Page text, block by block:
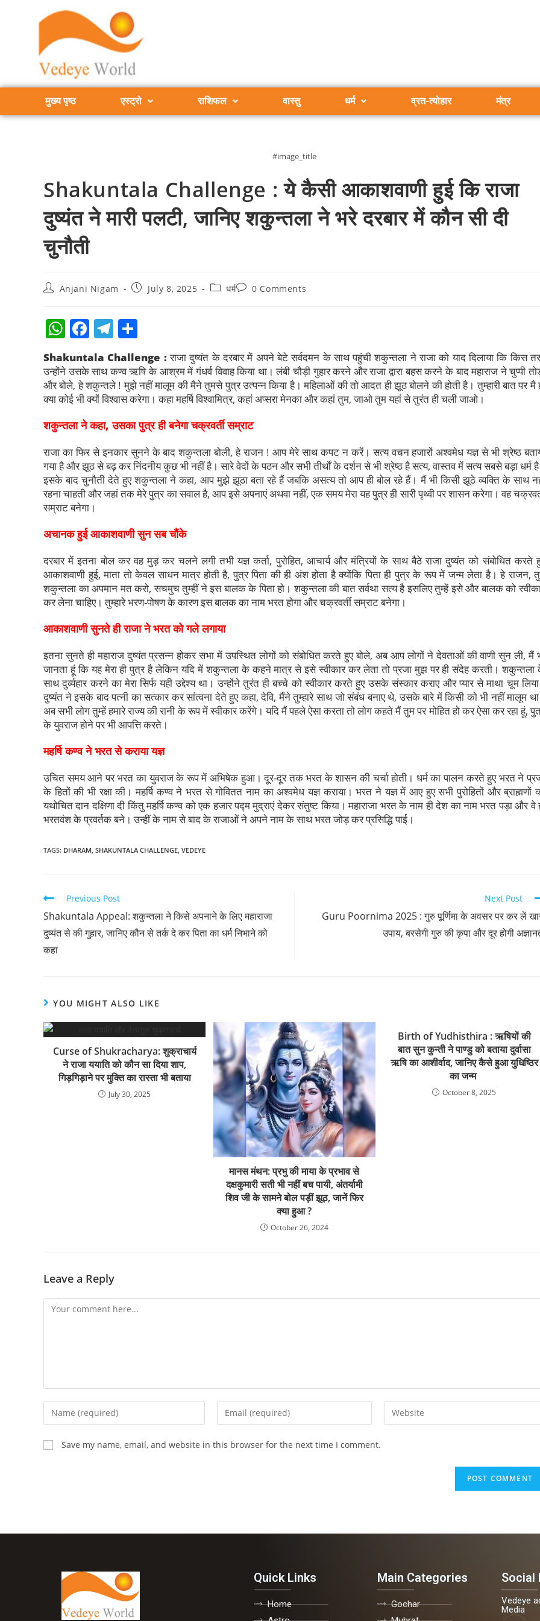
मुख्य पृष्ठ एस्ट्रो राशिफल वास्तु धर्म व्रत-त्योहार मंत्र
#image_title
Shakuntala Challenge : ये कैसी आकाशवाणी हुई कि राजा
दुष्यंत ने मारी पलटी, जानिए शकुन्तला ने भरे दरबार में कौन सी दी
चुनौती
Anjani Nigam July 8, 2025 धर्म 0 Comments
W
h
at
s
A
p
p
F
a
c
e
b
o
o
k
T
el
e
gr
a
m
ar
e
Shakuntala Challenge :राजा दुष्यंत के दरबार में अपने बेटे सर्वदमन के साथ पहुंची शकुन्तला ने राजा को याद दिलाया कि किस
उन्होंने उसके साथ कण्व ऋषि के आश्रम में गंधर्व विवाह किया था। लंबी चौड़ी गुहार करने और राजा द्वारा बहस करने के बाद महाराज ने चुप्पी
और बोले, हे शकुन्तले ! मुझे नहीं मालूम की मैने तुमसे पुत्र उत्पन्न किया है। महिलाओं की तो आदत ही झूठ बोलने की होती है। तुम्हारी बात पर मै
क्या कोई भी क्यों विश्वास करेगा। कहा महर्षि विश्वामित्र, कहां अप्सरा मेनका और कहां तुम, जाओ तुम यहां से तुरंत ही चली जाओ।
शकुन्तला ने कहा, उसका पुत्र ही बनेगा चक्रवर्ती सम्राट
राजा का फिर से इनकार सुनने के बाद शकुन्तला बोली, हे राजन ! आप मेरे साथ कपट न करें। सत्य वचन हजारों अश्वमेध यज्ञ से भी श्रेष्ठ
गया है और झूठ से बढ़ कर निंदनीय कुछ भी नहीं है। सारे वेदों के पठन और सभी तीर्थों के दर्शन से भी श्रेष्ठ है सत्य, वास्तव में सत्य सबसे बड़ा धर्म
इसके बाद चुनौती देते हुए शकुन्तला ने कहा, आप मुझे झूठा बता रहे हैं जबकि असत्य तो आप ही बोल रहे हैं। मैं भी किसी झूठे व्यक्ति के साथ
रहना चाहती और जहां तक मेरे पुत्र का सवाल है, आप इसे अपनाएं अथवा नहीं, एक समय मेरा यह पुत्र ही सारी पृथ्वी पर शासन करेगा। वह
सम्राट बनेगा।
अचानक हुई आकाशवाणी सुन सब चौंके
दरबार में इतना बोल कर वह मुड़ कर चलने लगी तभी यज्ञ कर्ता, पुरोहित, आचार्य और मंत्रियों के साथ बैठे राजा दुष्यंत को संबोधित करते
आकाशवाणी हुई, माता तो केवल साधन मात्र होती है, पुत्र पिता की ही अंश होता है क्योंकि पिता ही पुत्र के रूप में जन्म लेता है। हे राजन,
शकुन्तला का अपमान मत करो, सचमुच तुम्हीं ने इस बालक के पिता हो। शकुन्तला की बात सर्वथा सत्य है इसलिए तुम्हें इसे और बालक को
कर लेना चाहिए। तुम्हारे भरण-पोषण के कारण इस बालक का नाम भरत होगा और चक्रवर्ती सम्राट बनेगा।
आकाशवाणी सुनते ही राजा ने भरत को गले लगाया
इतना सुनते ही महाराज दुष्यंत प्रसन्न होकर सभा में उपस्थित लोगों को संबोधित करते हुए बोले, अब आप लोगों ने देवताओं की वाणी सुन ली, मैं
जानता हूं कि यह मेरा ही पुत्र है लेकिन यदि में शकुन्तला के कहने मात्र से इसे स्वीकार कर लेता तो प्रजा मुझ पर ही संदेह करती। शकुन्तला
साथ दुर्व्यहार करने का मेरा सिर्फ यही उद्देश्य था। उन्होंने तुरंत ही बच्चे को स्वीकार करते हुए उसके संस्कार कराए और प्यार से माथा चूम
दुष्यंत ने इसके बाद पत्नी का सत्कार कर सांत्वना देते हुए कहा, देवि, मैंने तुम्हारे साथ जो संबंध बनाए थे, उसके बारे में किसी को भी नहीं मालूम
अब सभी लोग तुम्हें हमारे राज्य की रानी के रूप में स्वीकार करेंगे। यदि मैं पहले ऐसा करता तो लोग कहते मैं तुम पर मोहित हो कर ऐसा कर रहा हूं,
के युवराज होने पर भी आपत्ति करते।
महर्षि कण्व ने भरत से कराया यज्ञ
उचित समय आने पर भरत का युवराज के रूप में अभिषेक हुआ। दूर-दूर तक भरत के शासन की चर्चा होती। धर्म का पालन करते हुए भरत ने
के हितों की भी रक्षा की। महर्षि कण्व ने भरत से गोवितत नाम का अश्वमेध यज्ञ कराया। भरत ने यज्ञ में आए हुए सभी पुरोहितों और ब्राह्मणों
यथोचित दान दक्षिणा दी किंतु महर्षि कण्व को एक हजार पद्म मुद्राएं देकर संतुष्ट किया। महाराजा भरत के नाम ही देश का नाम भरत पड़ा और वे
भरतवंश के प्रवर्तक बने। उन्हीं के नाम से बाद के राजाओं ने अपने नाम के साथ भरत जोड़ कर प्रसिद्धि पाई।
TAGS: DHARAM SHAKUNTALA CHALLENGE VEDEYE
Previous Post
Shakuntala Appeal: शकुन्तला ने किसे अपनाने के लिए महाराजा
दुष्यंत से की गुहार, जानिए कौन से तर्क दे कर पिता का धर्म निभाने को
कहा
Next Post
Guru Poornima 2025 : गुरु पूर्णिमा के अवसर पर कर लें
उपाय, बरसेगी गुरु की कृपा और दूर होगी
YOU MIGHT ALSO LIKE
Curse of Shukracharya: शुक्राचार्य
ने राजा ययाति को कौन सा दिया शाप,
गिड़गिड़ाने पर मुक्ति का रास्ता भी बताया
July 30, 2025
मानस मंथन: प्रभु की माया के प्रभाव से
दक्षकुमारी सती भी नहीं बच पायी, अंतर्यामी
शिव जी के सामने बोल पड़ीं झूठ, जानें फिर
क्या हुआ ?
October 26, 2024
Birth of Yudhisthira : ऋषियों की
बात सुन कुन्ती ने पाण्डु को बताया दुर्वासा
ऋषि का आशीर्वाद, जानिए कैसे हुआ युधिष्ठिर
का जन्म
October 8, 2025
Leave a Reply
Save my name, email, and website in this browser for the next time I comment.
Quick Links
Home
Main Categories
Gochar
Social
Vedeye
Media